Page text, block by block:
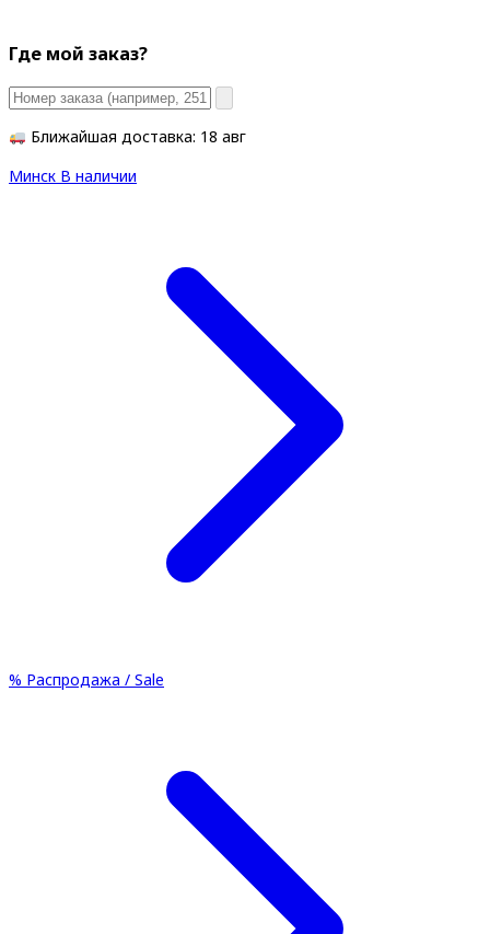
Где мой заказ?
Ближайшая доставка: 18 авг
Минск В наличии
% Распродажа / Sale